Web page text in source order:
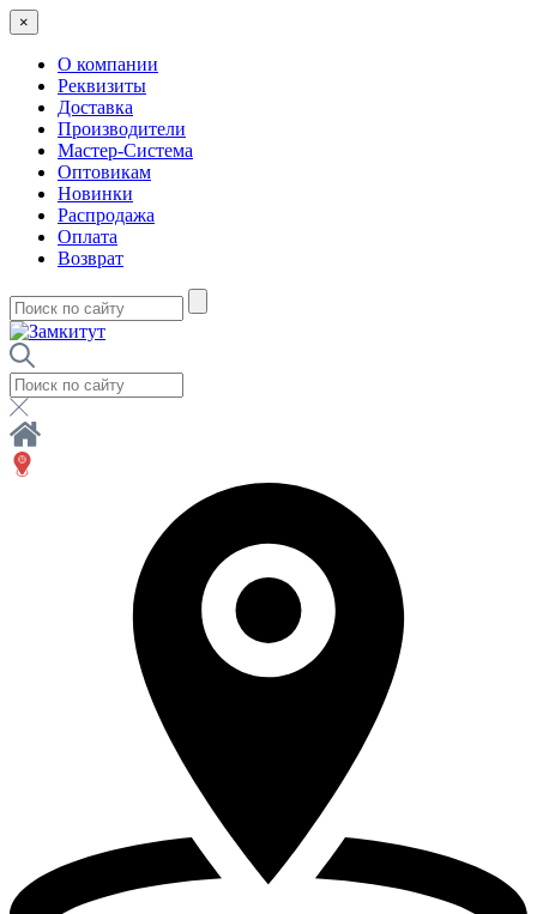
×
О компании
Реквизиты
Доставка
Производители
Мастер-Система
Оптовикам
Новинки
Распродажа
Оплата
Возврат